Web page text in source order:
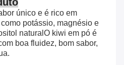
único e é rico em
potássio, magnésio e
naturalO kiwi em pó é
boa fluidez, bom sabor,